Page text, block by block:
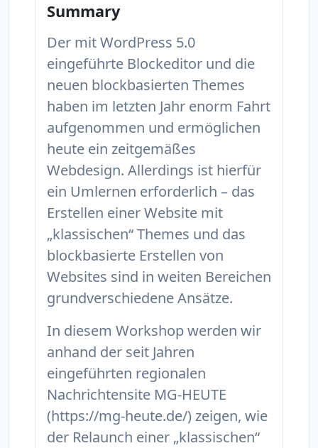
Summary
Der mit WordPress 5.0
eingeführte Blockeditor und die
neuen blockbasierten Themes
haben im letzten Jahr enorm Fahrt
aufgenommen und ermöglichen
heute ein zeitgemäßes
Webdesign. Allerdings ist hierfür
ein Umlernen erforderlich – das
Erstellen einer Website mit
„klassischen“ Themes und das
blockbasierte Erstellen von
Websites sind in weiten Bereichen
grundverschiedene Ansätze.
In diesem Workshop werden wir
anhand der seit Jahren
eingeführten regionalen
Nachrichtensite MG-HEUTE
(https://mg-heute.de/) zeigen, wie
der Relaunch einer „klassischen“